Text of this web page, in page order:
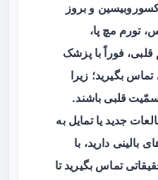
و بروز
تورم مچ پا،
فوراً با پزشک
بگیرید؛ زیرا
قلبی باشند.
جدید یا تمایل به
بالینی دارید، با
تماس بگیرید تا